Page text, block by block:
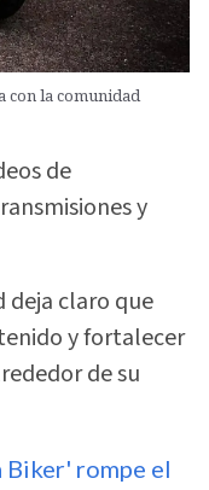
con la comunidad
de
y
deja claro que
y fortalecer
de su
Biker' rompe el